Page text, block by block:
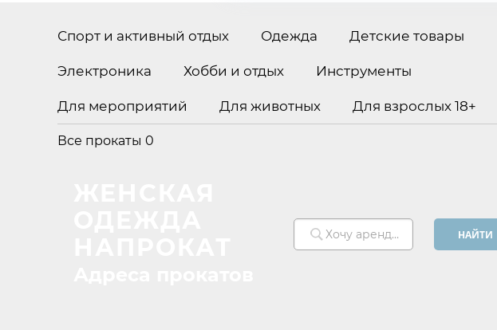
Спорт и активный отдых Одежда Детские товары
Электроника Хобби и отдых Инструменты
Для мероприятий Для животных Для взрослых 18+
Все прокаты 0
НАЙТИ
Хочу арендовать...